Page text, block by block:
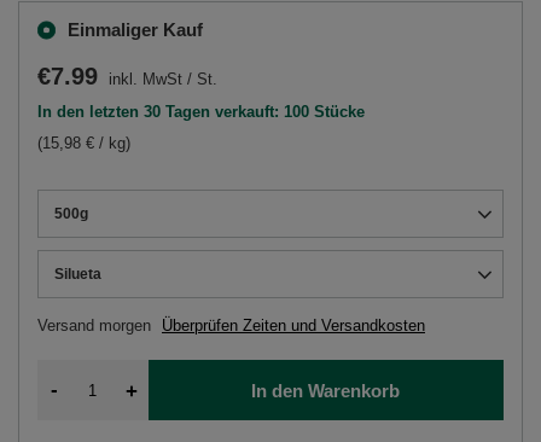
Einmaliger Kauf
500g
Silueta
Versand morgen Überprüfen Zeiten und Versandkosten
€7.99 inkl. MwSt / St.
In den letzten 30 Tagen verkauft: 100 Stücke
(15,98 € / kg)
- + In den Warenkorb